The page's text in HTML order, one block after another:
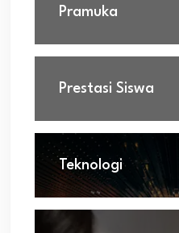
Pramuka
Prestasi Siswa
Teknologi